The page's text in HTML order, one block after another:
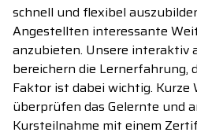
schnell und flexibel
Angestellten interessante
anzubieten. Unsere interaktiv
bereichern die Lernerfahrung,
Faktor ist dabei wichtig. Kurze
überprüfen das Gelernte und
Kursteilnahme mit einem